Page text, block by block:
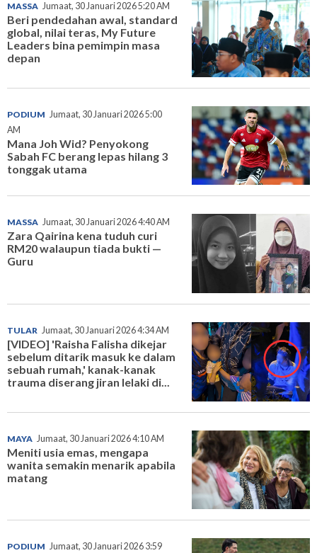
MASSA Jumaat, 30 Januari 2026 5:20 AM
Beri pendedahan awal, standard
global, nilai teras, My Future
Leaders bina pemimpin masa
depan
PODIUM Jumaat, 30 Januari 2026 5:00
AM
Mana Joh Wid? Penyokong
Sabah FC berang lepas hilang 3
tonggak utama
MASSA Jumaat, 30 Januari 2026 4:40 AM
Zara Qairina kena tuduh curi
RM20 walaupun tiada bukti —
Guru
TULAR Jumaat, 30 Januari 2026 4:34 AM
[VIDEO] 'Raisha Falisha dikejar
sebelum ditarik masuk ke dalam
sebuah rumah,' kanak-kanak
trauma diserang jiran lelaki di...
MAYA Jumaat, 30 Januari 2026 4:10 AM
Meniti usia emas, mengapa
wanita semakin menarik apabila
matang
PODIUM Jumaat, 30 Januari 2026 3:59